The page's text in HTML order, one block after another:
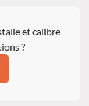
et calibre
?